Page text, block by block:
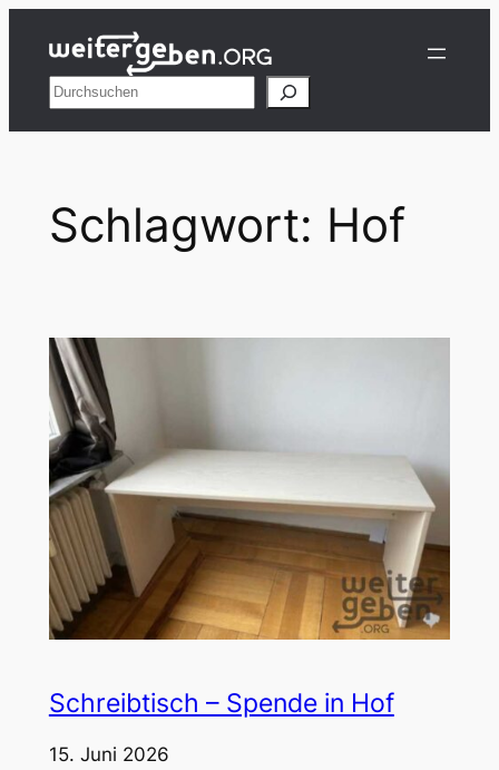
Inhalt
springenSuchen
Schlagwort: Hof
Schreibtisch – Spende in Hof
15. Juni 2026